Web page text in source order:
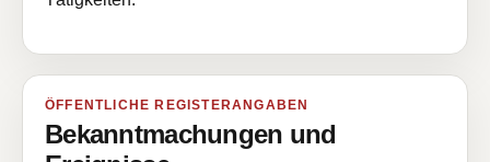
ÖFFENTLICHE REGISTERANGABEN
Bekanntmachungen und